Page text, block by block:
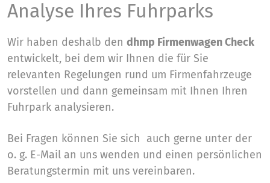
Analyse Ihres Fuhrparks
Wir haben deshalb den dhmp Firmenwagen Check
entwickelt, bei dem wir Ihnen die für Sie
relevanten Regelungen rund um Firmenfahrzeuge
vorstellen und dann gemeinsam mit Ihnen Ihren
Fuhrpark analysieren.
Bei Fragen können Sie sich auch gerne unter der
o. g. E-Mail an uns wenden und einen persönlichen
Beratungstermin mit uns vereinbaren.